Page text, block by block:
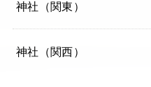
神社（関東）
神社（関西）